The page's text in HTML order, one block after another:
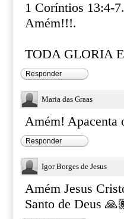
1 Coríntios 13:4-7.
Amém!!!.
TODA GLORIA
Responder
Maria das Graas
Amém! Apacenta
Responder
Igor Borges de Jesus
Amém Jesus
Santo de Deus